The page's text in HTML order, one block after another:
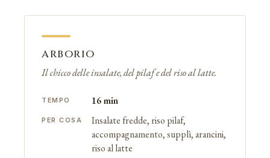
ARBORIO
Il chicco delle insalate, del pilaf e del riso al latte.
TEMPO 16 min
PER COSA
Insalate fredde, riso pilaf,
accompagnamento, supplì, arancini,
riso al latte